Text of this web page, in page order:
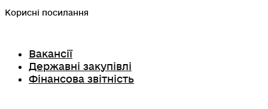
Корисні посилання
Вакансії
Державні закупівлі
Фінансова звітність